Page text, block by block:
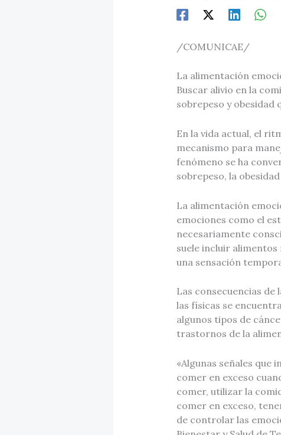
/COMUNICAE/
La alimentación
Buscar alivio en la
sobrepeso y obesidad
En la vida actual, el
mecanismo para
fenómeno se ha
sobrepeso, la
La alimentación
emociones como el
necesariamente
suele incluir
una sensación
Las consecuencias
las físicas se
algunos tipos de
trastornos de la
«Algunas señales que
comer en exceso
comer, utilizar la
comer en exceso,
de controlar las